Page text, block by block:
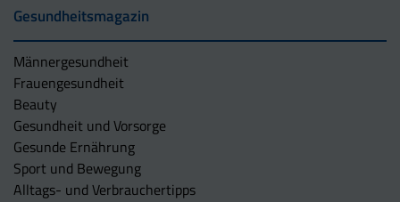
Gesundheitsmagazin
Männergesundheit
Frauengesundheit
Beauty
Gesundheit und Vorsorge
Gesunde Ernährung
Sport und Bewegung
Alltags- und Verbrauchertipps